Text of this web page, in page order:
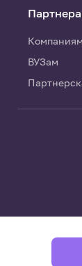
Компаниям
ВУЗам